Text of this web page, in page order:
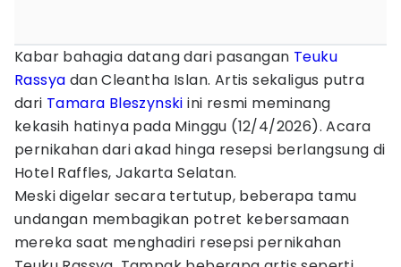
Kabar bahagia datang dari pasangan Teuku
Rassya dan Cleantha Islan. Artis sekaligus putra
dari Tamara Bleszynski ini resmi meminang
kekasih hatinya pada Minggu (12/4/2026). Acara
pernikahan dari akad hinga resepsi berlangsung di
Hotel Raffles, Jakarta Selatan.
Meski digelar secara tertutup, beberapa tamu
undangan membagikan potret kebersamaan
mereka saat menghadiri resepsi pernikahan